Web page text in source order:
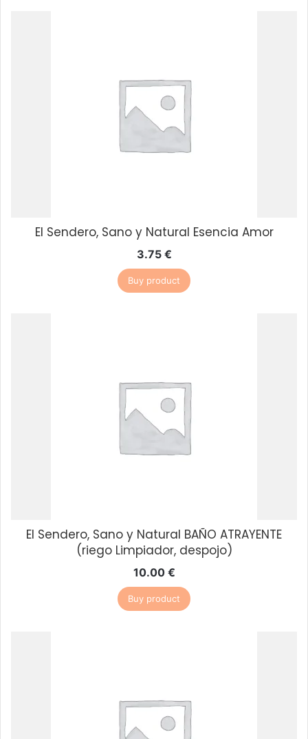
El Sendero, Sano y Natural Esencia Amor
3.75 €
Buy product
El Sendero, Sano y Natural BAÑO ATRAYENTE
(riego Limpiador, despojo)
10.00 €
Buy product